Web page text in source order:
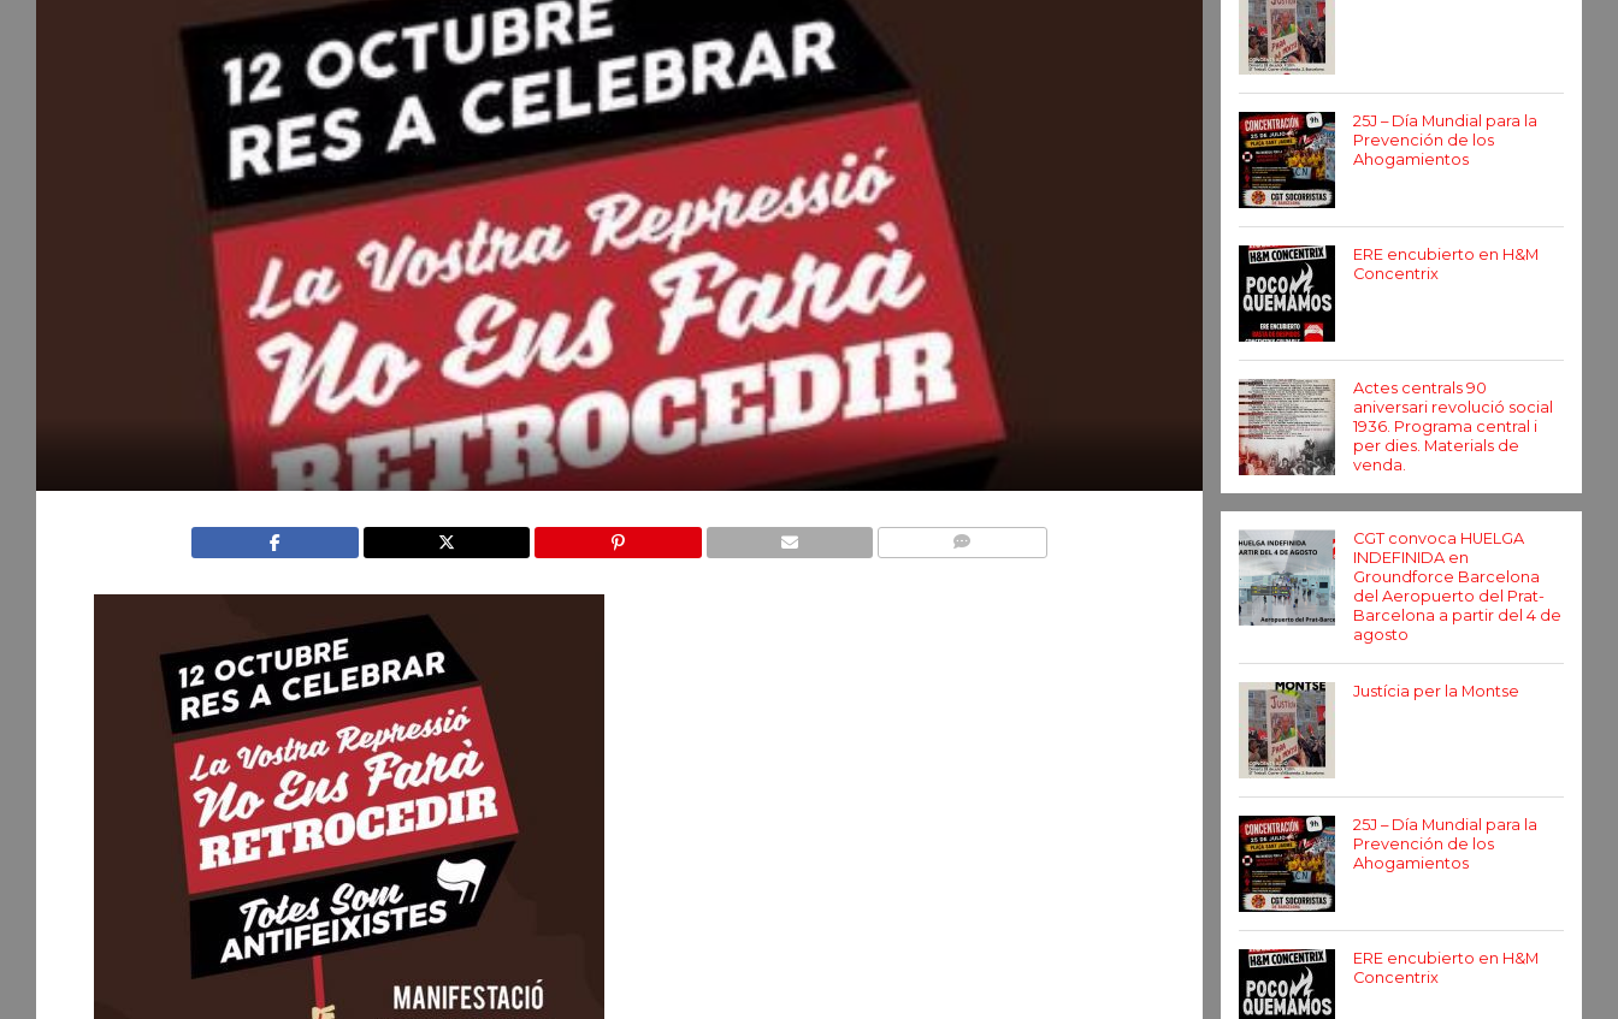
25J – Día Mundial para la
Prevención de los
Ahogamientos
ERE encubierto en H&M
Concentrix
Actes centrals 90
aniversari revolució social
1936. Programa central i
per dies. Materials de
venda.
CGT convoca HUELGA
INDEFINIDA en
Groundforce Barcelona
del Aeropuerto del Prat-
Barcelona a partir del 4 de
agosto
Justícia per la Montse
25J – Día Mundial para la
Prevención de los
Ahogamientos
ERE encubierto en H&M
Concentrix